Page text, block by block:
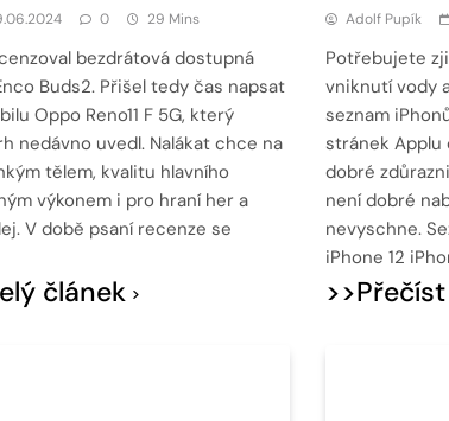
0 29 Mins
bezdrátová dostupná
Buds2. Přišel tedy čas napsat
Oppo Reno11 F 5G, který
nedávno uvedl. Nalákat chce na
tělem, kvalitu hlavního
výkonem i pro hraní her a
V době psaní recenze se
článek
Adolf Pupík
Potřebujete
vniknutí vody
seznam
stránek
dobré
není dobré
nevyschne.
iPhone 12